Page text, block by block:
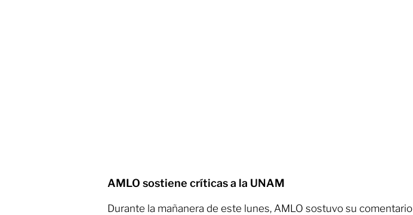
AMLO sostiene críticas a la UNAM
Durante la mañanera de este lunes, AMLO sostuvo su comentario